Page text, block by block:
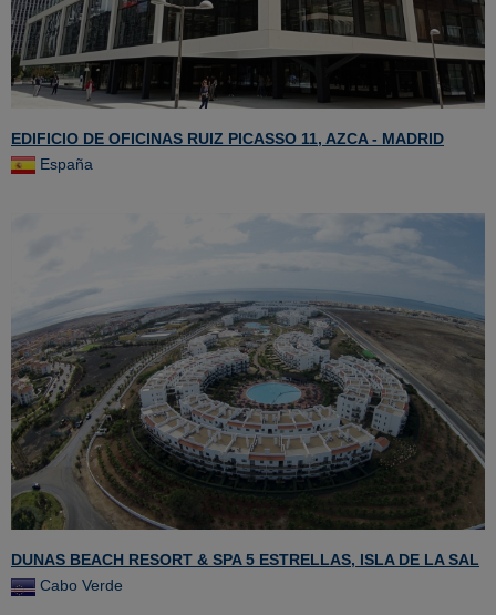
EDIFICIO DE OFICINAS RUIZ PICASSO 11, AZCA - MADRID
España
DUNAS BEACH RESORT & SPA 5 ESTRELLAS, ISLA DE LA SAL
Cabo Verde